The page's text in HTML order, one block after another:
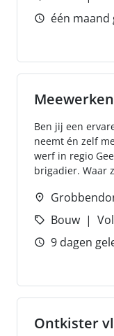
één maand
Ben jij een
neemt én zelf
werf in regio
brigadier. Waar
Bouw
9 dagen
Ontkister